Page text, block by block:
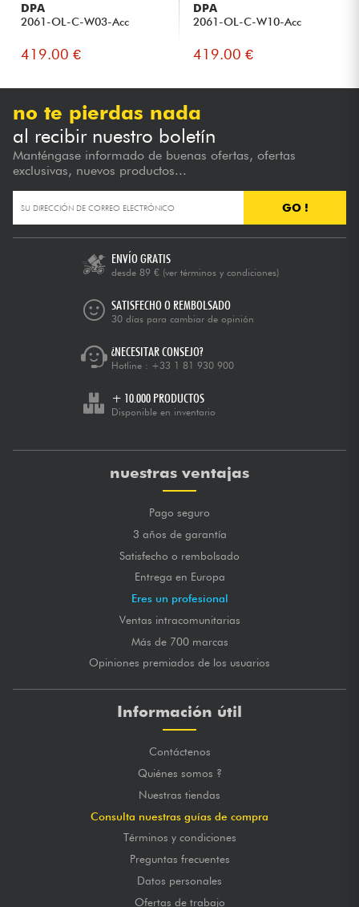
DPA
2061-OL-C-W03-Acc
419.00 €
DPA
2061-OL-C-W10-Acc
419.00 €
no te pierdas nada
al recibir nuestro boletín
Manténgase informado de buenas ofertas, ofertas
exclusivas, nuevos productos...
GO !
ENVÍO GRATIS
desde 89 € (ver términos y condiciones)
SATISFECHO O REMBOLSADO
30 días para cambiar de opinión
¿NECESITAR CONSEJO?
Hotline : +33 1 81 930 900
+ 10.000 PRODUCTOS
Disponible en inventario
nuestras ventajas
Pago seguro
3 años de garantía
Satisfecho o rembolsado
Entrega en Europa
Eres un profesional
Ventas intracomunitarias
Más de 700 marcas
Opiniones premiados de los usuarios
Información útil
Contáctenos
Quiénes somos ?
Nuestras tiendas
Consulta nuestras guías de compra
Términos y condiciones
Preguntas frecuentes
Datos personales
Ofertas de trabajo